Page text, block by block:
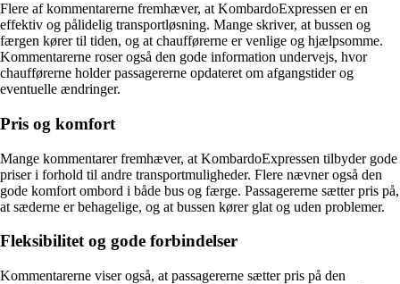
Flere af kommentarerne fremhæver, at KombardoExpressen er en
effektiv og pålidelig transportløsning. Mange skriver, at bussen og
færgen kører til tiden, og at chaufførerne er venlige og hjælpsomme.
Kommentarerne roser også den gode information undervejs, hvor
chaufførerne holder passagererne opdateret om afgangstider og
eventuelle ændringer.
Pris og komfort
Mange kommentarer fremhæver, at KombardoExpressen tilbyder gode
priser i forhold til andre transportmuligheder. Flere nævner også den
gode komfort ombord i både bus og færge. Passagererne sætter pris på,
at sæderne er behagelige, og at bussen kører glat og uden problemer.
Fleksibilitet og gode forbindelser
Kommentarerne viser også, at passagererne sætter pris på den